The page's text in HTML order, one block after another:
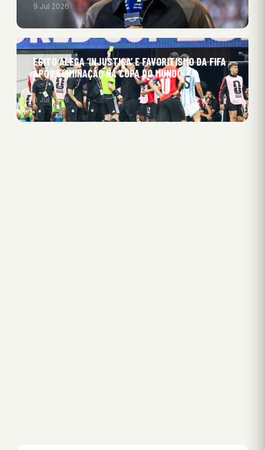
9 Jul 2026
EGITO ALEGA ‘INJUSTIÇA’ E FAVORITISMO DA FIFA
APÓS ELIMINAÇÃO NA COPA DO MUNDO
8 Jul 2026